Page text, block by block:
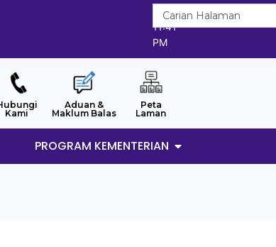
6/8/2026
11:41
PM
Kami
Aduan &
Maklum Balas
Peta
Laman
PROGRAM KEMENTERIAN